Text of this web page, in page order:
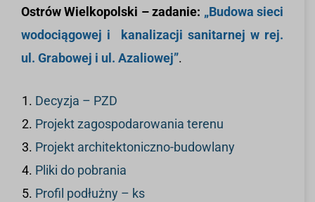
Ostrów Wielkopolski – zadanie: „Budowa sieci
wodociągowej i kanalizacji sanitarnej w rej.
ul. Grabowej i ul. Azaliowej”.
Decyzja – PZD
Projekt zagospodarowania terenu
Projekt architektoniczno-budowlany
Pliki do pobrania
Profil podłużny – ks